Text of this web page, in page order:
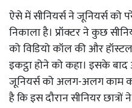
ऐसे में सीनियर्स ने जूनियर्स को
निकाला है। प्रॉक्टर ने कुछ
को विडियो कॉल की और
इकट्ठा होने को कहा। इसके
जूनियर्स को अलग-अलग काम
है कि इस दौरान सीनियर